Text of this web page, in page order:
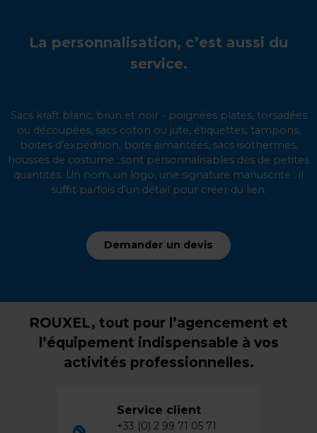
La personnalisation, c’est aussi du
service.
Sacs kraft blanc, brun et noir - poignées plates, torsadées
ou découpées, sacs coton ou jute, étiquettes, tampons,
boites d’expédition, boite aimantées, sacs isothermes,
housses de costume...sont personnalisables dès de petites
quantités. Un nom, un logo, une signature manuscrite : il
suffit parfois d’un détail pour créer du lien.
Demander un devis
ROUXEL, tout pour l’agencement et
l’équipement indispensable à vos
activités professionnelles.
Service client
+33 (0) 2 99 71 05 71